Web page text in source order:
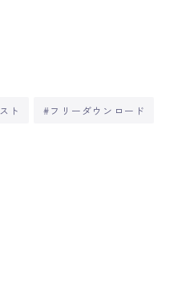
ト #フリーダウンロード